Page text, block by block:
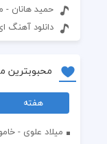
حمید هانان -
دانلود آهنگ
محبوبترین
هفته
میلاد علوی -